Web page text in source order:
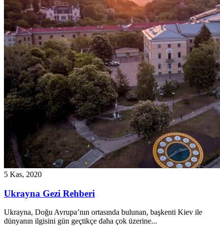
5 Kas, 2020
Ukrayna Gezi Rehberi
Ukrayna, Doğu Avrupa’nın ortasında bulunan, başkenti Kiev ile
dünyanın ilgisini gün geçtikçe daha çok üzerine...